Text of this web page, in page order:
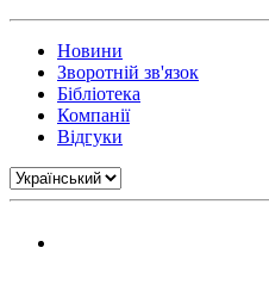
Новини
Зворотній зв'язок
Бібліотека
Компанії
Відгуки